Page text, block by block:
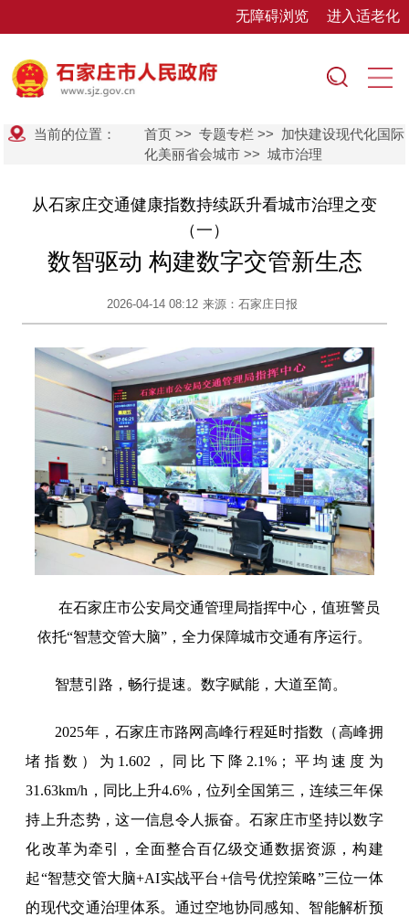
无障碍浏览 进入适老化
当前的位置： 首页 >>专题专栏 >> 加快建设现代化国际
化美丽省会城市 >>城市治理
从石家庄交通健康指数持续跃升看城市治理之变
（一）
数智驱动 构建数字交管新生态
2026-04-14 08:12 来源：石家庄日报
在石家庄市公安局交通管理局指挥中心，值班警员
依托“智慧交管大脑”，全力保障城市交通有序运行。
智慧引路，畅行提速。数字赋能，大道至简。
2025年，石家庄市路网高峰行程延时指数（高峰拥
堵指数）为1.602，同比下降2.1%；平均速度为
31.63km/h，同比上升4.6%，位列全国第三，连续三年保
持上升态势，这一信息令人振奋。石家庄市坚持以数字
化改革为牵引，全面整合百亿级交通数据资源，构建
起“智慧交管大脑+AI实战平台+信号优控策略”三位一体
的现代交通治理体系。通过空地协同感知、智能解析预